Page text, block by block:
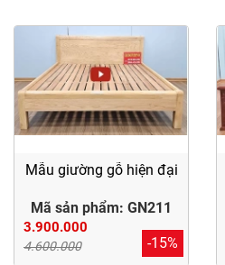
Mẫu giường gỗ hiện đại
Mã sản phẩm: GN211
3.900.000
4.600.000 -15%